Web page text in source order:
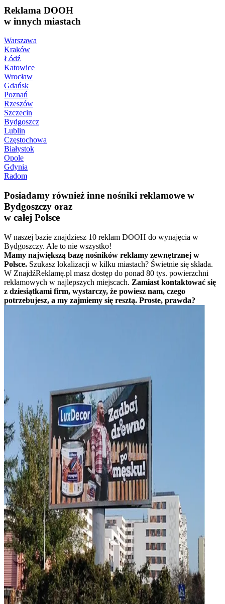
Reklama DOOH
w innych miastach
Warszawa
Kraków
Łódź
Katowice
Wrocław
Gdańsk
Poznań
Rzeszów
Szczecin
Bydgoszcz
Lublin
Częstochowa
Białystok
Opole
Gdynia
Radom
Posiadamy również inne nośniki reklamowe w
Bydgoszczy oraz
w całej Polsce
W naszej bazie znajdziesz 10 reklam DOOH do wynajęcia w
Bydgoszczy. Ale to nie wszystko!
Mamy największą bazę nośników reklamy zewnętrznej w
Polsce. Szukasz lokalizacji w kilku miastach? Świetnie się składa.
W ZnajdźReklamę.pl masz dostęp do ponad 80 tys. powierzchni
reklamowych w najlepszych miejscach. Zamiast kontaktować się
z dziesiątkami firm, wystarczy, że powiesz nam, czego
potrzebujesz, a my zajmiemy się resztą. Proste, prawda?